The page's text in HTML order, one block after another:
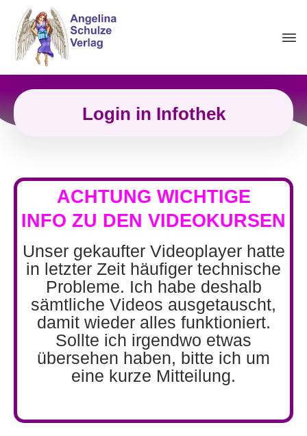
Login in Infothek
ACHTUNG WICHTIGE
INFO ZU DEN VIDEOKURSEN
Unser gekaufter Videoplayer hatte
in letzter Zeit häufiger technische
Probleme. Ich habe deshalb
sämtliche Videos ausgetauscht,
damit wieder alles funktioniert.
Sollte ich irgendwo etwas
übersehen haben, bitte ich um
eine kurze Mitteilung.